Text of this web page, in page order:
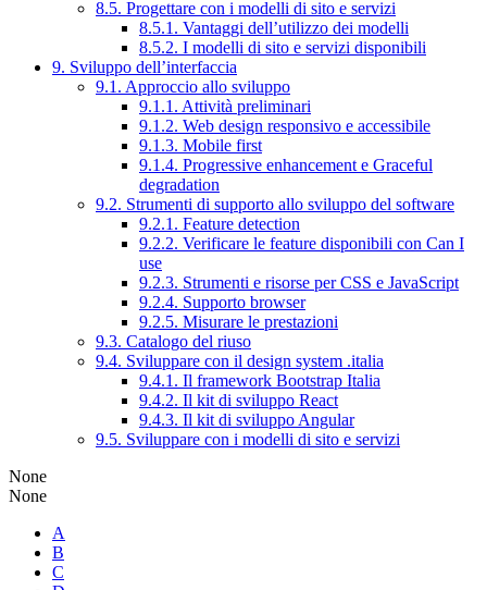
8.5. Progettare con i modelli di sito e servizi
8.5.1. Vantaggi dell’utilizzo dei modelli
8.5.2. I modelli di sito e servizi disponibili
9. Sviluppo dell’interfaccia
9.1. Approccio allo sviluppo
9.1.1. Attività preliminari
9.1.2. Web design responsivo e accessibile
9.1.3. Mobile first
9.1.4. Progressive enhancement e Graceful
degradation
9.2. Strumenti di supporto allo sviluppo del software
9.2.1. Feature detection
9.2.2. Verificare le feature disponibili con Can I
use
9.2.3. Strumenti e risorse per CSS e JavaScript
9.2.4. Supporto browser
9.2.5. Misurare le prestazioni
9.3. Catalogo del riuso
9.4. Sviluppare con il design system .italia
9.4.1. Il framework Bootstrap Italia
9.4.2. Il kit di sviluppo React
9.4.3. Il kit di sviluppo Angular
9.5. Sviluppare con i modelli di sito e servizi
None
None
A
B
C